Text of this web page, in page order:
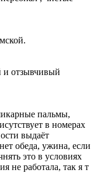
и отзывчивый
пальмы,
в номерах
выдаёт
обеда, ужина, если
это в условиях
не работала, так я т